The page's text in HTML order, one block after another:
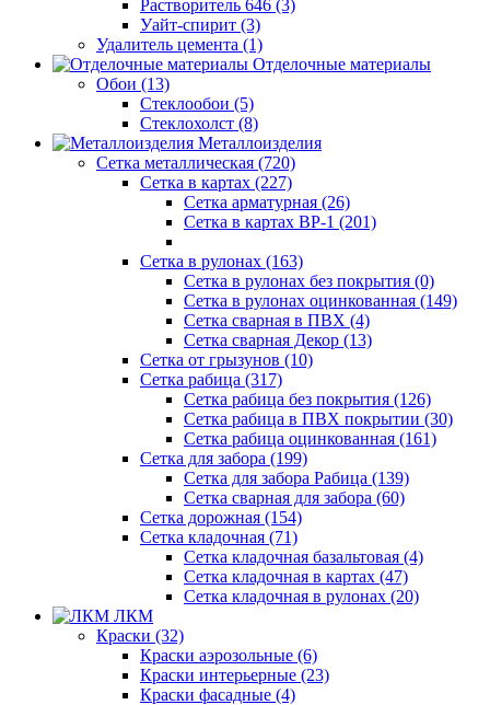
Растворитель 646 (3)
Уайт-спирит (3)
Удалитель цемента (1)
Отделочные материалы
Обои (13)
Стеклообои (5)
Стеклохолст (8)
Металлоизделия
Сетка металлическая (720)
Сетка в картах (227)
Сетка арматурная (26)
Сетка в картах ВР-1 (201)
Сетка в рулонах (163)
Сетка в рулонах без покрытия (0)
Сетка в рулонах оцинкованная (149)
Сетка сварная в ПВХ (4)
Сетка сварная Декор (13)
Сетка от грызунов (10)
Сетка рабица (317)
Сетка рабица без покрытия (126)
Сетка рабица в ПВХ покрытии (30)
Сетка рабица оцинкованная (161)
Сетка для забора (199)
Сетка для забора Рабица (139)
Сетка сварная для забора (60)
Сетка дорожная (154)
Сетка кладочная (71)
Сетка кладочная базальтовая (4)
Сетка кладочная в картах (47)
Сетка кладочная в рулонах (20)
ЛКМ
Краски (32)
Краски аэрозольные (6)
Краски интерьерные (23)
Краски фасадные (4)